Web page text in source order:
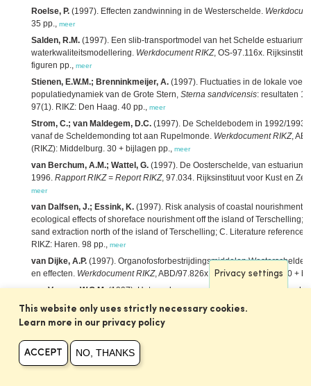
Roelse, P. (1997). Effecten zandwinning in de Westerschelde.
35 pp., meer
Salden, R.M. (1997). Een slib-transportmodel van het Schelde estuarium
waterkwaliteitsmodellering. Werkdocument RIKZ, OS-97.116x.
figuren pp., meer
Stienen, E.W.M.; Brenninkmeijer, A. (1997). Fluctuaties in de lokale
populatiedynamiek van de Grote Stern, Sterna sandvicensis: resultaten
97(1). RIKZ: Den Haag. 40 pp., meer
Strom, C.; van Maldegem, D.C. (1997). De Scheldebodem in 1992/
vanaf de Scheldemonding tot aan Rupelmonde. Werkdocument RIKZ,
(RIKZ): Middelburg. 30 + bijlagen pp., meer
van Berchum, A.M.; Wattel, G. (1997). De Oosterschelde, van estuarium
1996. Rapport RIKZ = Report RIKZ, 97.034. Rijksinstituut voor Kust en
meer
van Dalfsen, J.; Essink, K. (1997). Risk analysis of coastal nourishment
ecological effects of shoreface nourishment off the island of Terschelling;
sand extraction north of the island of Terschelling; C. Literature
RIKZ: Haren. 98 pp., meer
van Dijke, A.P. (1997). Organofosforbestrijdingsmiddelen Westerschelde
en effecten. Werkdocument RIKZ, ABD/97.826x. RIKZ: Middelburg. 30 +
van Vooren, W.G.M.(1997). Het voorkomen van kokkels in de
groeimogelijkhedenkaart met Monte Carlo simulatie. Werkdocument RIKZ
studie naar de beïnvloeding van fysische en verwante biologische
RIKZ, 97.023. RIKZ: Den Haag. ISBN 90-369-3441-9. 107 + kaart pp.,
Privacy settings
This website only uses strictly necessary cookies.
Learn more in our privacy policy
ACCEPT NO, THANKS